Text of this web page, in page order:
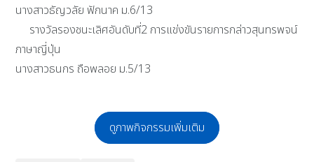
นางสาวธัญวลัย ฟักนาค ม.6/13
รางวัลรองชนะเลิศอันดับที่2 การแข่งขันรายการกล่าวสุนทรพจน์
ภาษาญี่ปุ่น
นางสาวธนกร ถือพลอย ม.5/13
ดูภาพกิจกรรมเพิ่มเติม